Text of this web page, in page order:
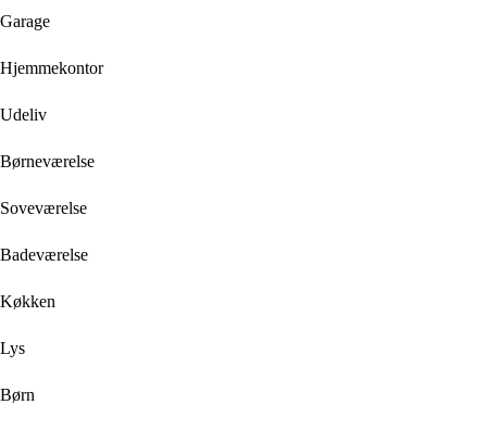
Garage
Hjemmekontor
Udeliv
Børneværelse
Soveværelse
Badeværelse
Køkken
Lys
Børn